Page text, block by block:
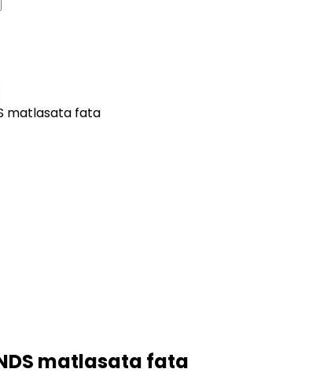
matlasata fata
matlasata fata